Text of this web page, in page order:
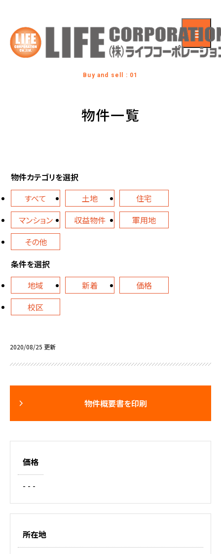
Buy and sell : 01
物件一覧
物件カテゴリを選択
すべて
土地
住宅
マンション
収益物件
軍用地
その他
条件を選択
地域
新着
価格
校区
2020/08/25 更新
物件概要書を印刷
価格
- - -
所在地